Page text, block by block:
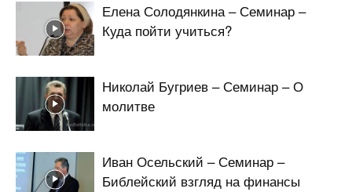
Елена Солодянкина – Семинар –
Куда пойти учиться?
Николай Бугриев – Семинар – О
молитве
Иван Осельский – Семинар –
Библейский взгляд на финансы